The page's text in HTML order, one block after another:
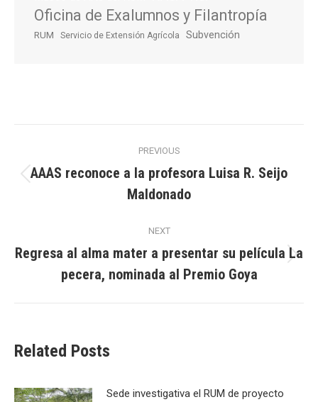
Oficina de Exalumnos y Filantropía
RUM Servicio de Extensión Agrícola Subvención
navigation
PREVIOUS
Previous
post:
AAAS reconoce a la profesora Luisa R. Seijo
Maldonado
NEXT
Next
post:
Regresa al alma mater a presentar su película La
pecera, nominada al Premio Goya
Related Posts
Sede investigativa el RUM de proyecto